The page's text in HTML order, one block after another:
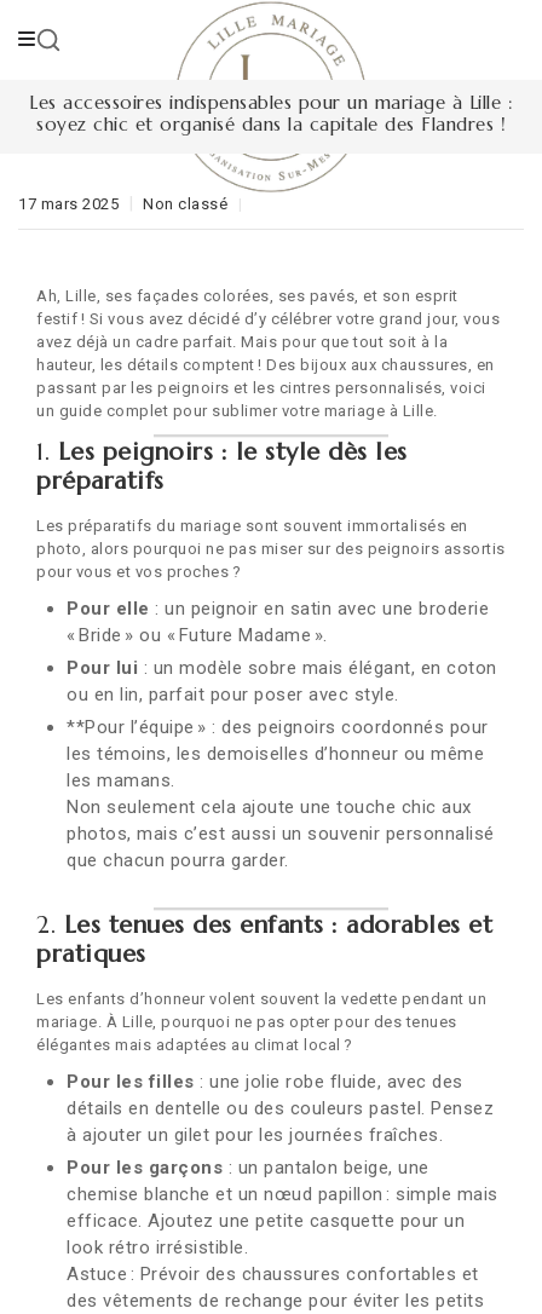
Les accessoires indispensables pour un mariage à Lille :
soyez chic et organisé dans la capitale des Flandres !
17 mars 2025 Non classé
Ah, Lille, ses façades colorées, ses pavés, et son esprit
festif ! Si vous avez décidé d’y célébrer votre grand jour, vous
avez déjà un cadre parfait. Mais pour que tout soit à la
hauteur, les détails comptent ! Des bijoux aux chaussures, en
passant par les peignoirs et les cintres personnalisés, voici
un guide complet pour sublimer votre mariage à Lille.
1. Les peignoirs : le style dès les
préparatifs
Les préparatifs du mariage sont souvent immortalisés en
photo, alors pourquoi ne pas miser sur des peignoirs assortis
pour vous et vos proches ?
Pour elle : un peignoir en satin avec une broderie
« Bride » ou « Future Madame ».
Pour lui : un modèle sobre mais élégant, en coton
ou en lin, parfait pour poser avec style.
**Pour l’équipe » : des peignoirs coordonnés pour
les témoins, les demoiselles d’honneur ou même
les mamans.
Non seulement cela ajoute une touche chic aux
photos, mais c’est aussi un souvenir personnalisé
que chacun pourra garder.
2. Les tenues des enfants : adorables et
pratiques
Les enfants d’honneur volent souvent la vedette pendant un
mariage. À Lille, pourquoi ne pas opter pour des tenues
élégantes mais adaptées au climat local ?
Pour les filles : une jolie robe fluide, avec des
détails en dentelle ou des couleurs pastel. Pensez
à ajouter un gilet pour les journées fraîches.
Pour les garçons : un pantalon beige, une
chemise blanche et un nœud papillon : simple mais
efficace. Ajoutez une petite casquette pour un
look rétro irrésistible.
Astuce : Prévoir des chaussures confortables et
des vêtements de rechange pour éviter les petits